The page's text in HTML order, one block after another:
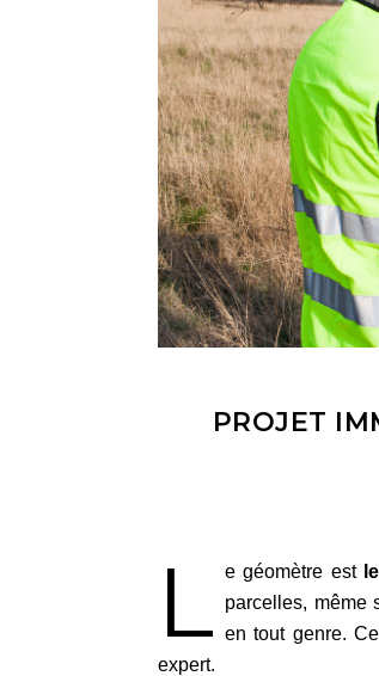
PROJET
L e géomètre est
parcelles, même
en tout genre.
expert.